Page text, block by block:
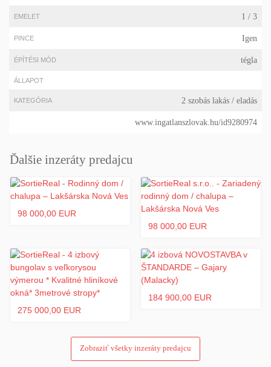
EMELET 1 / 3
PINCE Igen
ÉPÍTÉSI MÓD tégla
ÁLLAPOT
KATEGÓRIA 2 szobás lakás / eladás
www.ingatlanszlovak.hu/id9280974
Ďalšie inzeráty predajcu
98 000,00 EUR
98 000,00 EUR
275 000,00 EUR
184 900,00 EUR
Zobraziť všetky inzeráty predajcu